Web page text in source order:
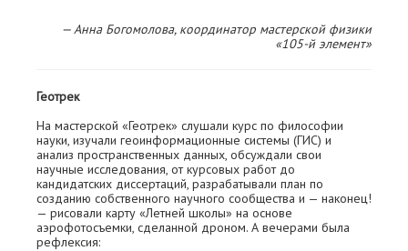
— Анна Богомолова, координатор мастерской физики
«105-й элемент»
Геотрек
На мастерской «Геотрек» слушали курс по философии
науки, изучали геоинформационные системы (ГИС) и
анализ пространственных данных, обсуждали свои
научные исследования, от курсовых работ до
кандидатских диссертаций, разрабатывали план по
созданию собственного научного сообщества и — наконец!
— рисовали карту «Летней школы» на основе
аэрофотосъемки, сделанной дроном. А вечерами была
рефлексия: